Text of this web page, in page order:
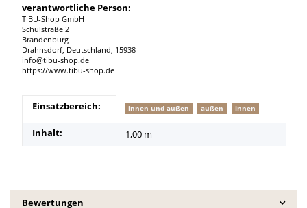
verantwortliche Person:
TIBU-Shop GmbH
Schulstraße 2
Brandenburg
Drahnsdorf, Deutschland, 15938
info@tibu-shop.de
https://www.tibu-shop.de
Produkteigenschaft
Wert
Einsatzbereich: innen und außen außen innen
Inhalt: 1,00 m
Bewertungen